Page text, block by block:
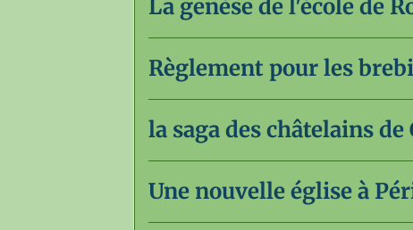
La genèse de l'école de
Règlement pour les
la saga des châtelains
Une nouvelle église à